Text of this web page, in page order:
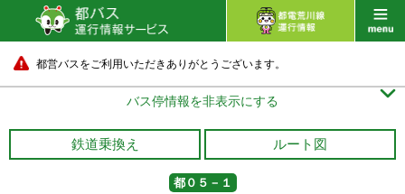
都営バスをご利用いただきありがとうございます。
バス停情報を非表示にする 
鉄道乗換え ルート図
都０５－１